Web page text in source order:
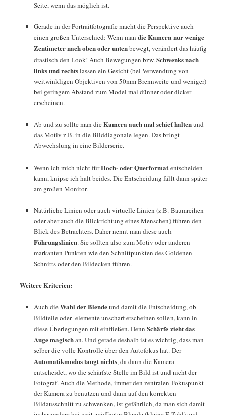
Seite, wenn das möglich ist.
Gerade in der Portraitfotografie macht die Perspektive auch
einen großen Unterschied: Wenn mandie Kamera nur wenige
Zentimeter nach oben oder untenbewegt, verändert das häufig
drastisch den Look! Auch Bewegungen bzw.Schwenks nach
links und rechtslassen ein Gesicht (bei Verwendung von
weitwinkligen Objektiven von 50mm Brennweite und weniger)
bei geringem Abstand zum Model mal dünner oder dicker
erscheinen.
Ab und zu sollte man dieKamera auch mal schief haltenund
das Motiv z.B. in die Bilddiagonale legen. Das bringt
Abwechslung in eine Bilderserie.
Wenn ich mich nicht fürHoch- oder Querformatentscheiden
kann, knipse ich halt beides. Die Entscheidung fällt dann später
am großen Monitor.
Natürliche Linien oder auch virtuelle Linien (z.B. Baumreihen
oder aber auch die Blickrichtung eines Menschen) führen den
Blick des Betrachters. Daher nennt man diese auch
Führungslinien. Sie sollten also zum Motiv oder anderen
markanten Punkten wie den Schnittpunkten des Goldenen
Schnitts oder den Bildecken führen.
Weitere Kriterien:
Auch dieWahl der Blendeund damit die Entscheidung, ob
Bildteile oder -elemente unscharf erscheinen sollen, kann in
diese Überlegungen mit einfließen. DennSchärfe zieht das
Auge magischan. Und gerade deshalb ist es wichtig, dass man
selber die volle Kontrolle über den Autofokus hat. Der
Automatikmodus taugt nichts, da dann die Kamera
entscheidet, wo die schärfste Stelle im Bild ist und nicht der
Fotograf. Auch die Methode, immer den zentralen Fokuspunkt
der Kamera zu benutzen und dann auf den korrekten
Bildausschnitt zu schwenken, ist gefährlich, da man sich damit